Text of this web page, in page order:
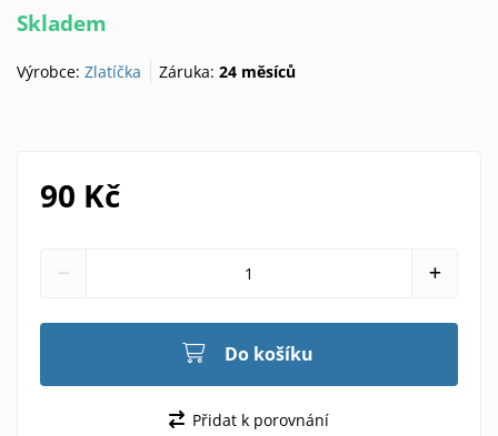
Skladem
Výrobce: Zlatíčka Záruka:24 měsíců
90 Kč
Do košíku
Přidat k porovnání